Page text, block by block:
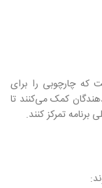
که چارچوبی را برای
کمک می‌کنند تا
تمرکز کنند.